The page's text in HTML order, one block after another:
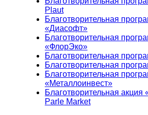
Plaut
Благотворительная
«Диасофт»
Благотворительная
«ФлорЭко»
Благотворительная
Благотворительная
Благотворительная
«Металлоинвест»
Благотворительная
Parle Market